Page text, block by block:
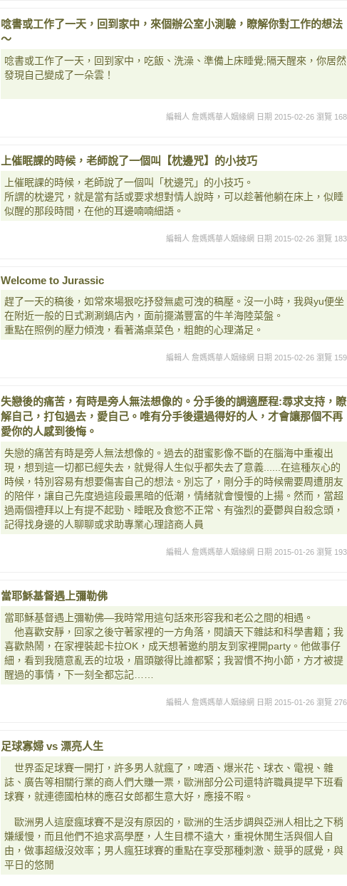
唸書或工作了一天，回到家中，來個辦公室小測驗，瞭解你對工作的想法
～
唸書或工作了一天，回到家中，吃飯、洗澡、準備上床睡覺;隔天醒來，你居然
發現自己變成了一朵雲！
編輯人 詹媽媽華人姻緣網 日期 2015-02-26 瀏覽
上催眠課的時候，老師說了一個叫【枕邊咒】的小技巧
上催眠課的時候，老師說了一個叫「枕邊咒」的小技巧。
所謂的枕邊咒，就是當有話或要求想對情人說時，可以趁著他躺在床上，似睡
似醒的那段時間，在他的耳邊喃喃細語。
編輯人 詹媽媽華人姻緣網 日期 2015-02-26 瀏覽
Welcome to Jurassic
趕了一天的稿後，如常來場狠吃抒發無處可洩的稿壓。沒一小時，我與yu便坐
在附近一般的日式涮涮鍋店內，面前擺滿豐富的牛羊海陸菜盤。
重點在照例的壓力傾洩，看著滿桌菜色，粗飽的心理滿足。
編輯人 詹媽媽華人姻緣網 日期 2015-02-26 瀏覽
失戀後的痛苦，有時是旁人無法想像的。分手後的調適歷程:尋求支持，瞭
解自己，打包過去，愛自己。唯有分手後還過得好的人，才會讓那個不再
愛你的人感到後悔。
失戀的痛苦有時是旁人無法想像的。過去的甜蜜影像不斷的在腦海中重複出
現，想到這一切都已經失去，就覺得人生似乎都失去了意義......在這種灰心的
時候，特別容易有想要傷害自己的想法。別忘了，剛分手的時候需要周遭朋友
的陪伴，讓自己先度過這段最黑暗的低潮，情緒就會慢慢的上揚。然而，當超
過兩個禮拜以上有提不起勁、睡眠及食慾不正常、有強烈的憂鬱與自殺念頭，
記得找身邊的人聊聊或求助專業心理諮商人員
編輯人 詹媽媽華人姻緣網 日期 2015-01-26 瀏覽
當耶穌基督遇上彌勒佛
當耶穌基督遇上彌勒佛—我時常用這句話來形容我和老公之間的相遇。
他喜歡安靜，回家之後守著家裡的一方角落，閱讀天下雜誌和科學書籍；我
喜歡熱鬧，在家裡裝起卡拉OK，成天想著邀約朋友到家裡開party。他做事仔
細，看到我隨意亂丟的垃圾，眉頭皺得比誰都緊；我習慣不拘小節，方才被提
醒過的事情，下一刻全都忘記……
編輯人 詹媽媽華人姻緣網 日期 2015-01-26 瀏覽
足球寡婦 vs 漂亮人生
世界盃足球賽一開打，許多男人就瘋了，啤酒、爆米花、球衣、電視、雜
誌、廣告等相關行業的商人們大賺一票，歐洲部分公司還特許職員提早下班看
球賽，就連德國柏林的應召女郎都生意大好，應接不暇。
歐洲男人這麼瘋球賽不是沒有原因的，歐洲的生活步調與亞洲人相比之下稍
嫌緩慢，而且他們不追求高學歷，人生目標不遠大，重視休閒生活與個人自
由，做事超級沒效率；男人瘋狂球賽的重點在享受那種刺激、競爭的感覺，與
平日的悠閒